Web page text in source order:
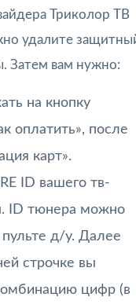
Триколор ТВ
удалите
Затем вам нужно:
на кнопку
оплатить», после
карт».
ID вашего тв-
ID тюнера можно
пульте д/у. Далее
строчке вы
цифр (в